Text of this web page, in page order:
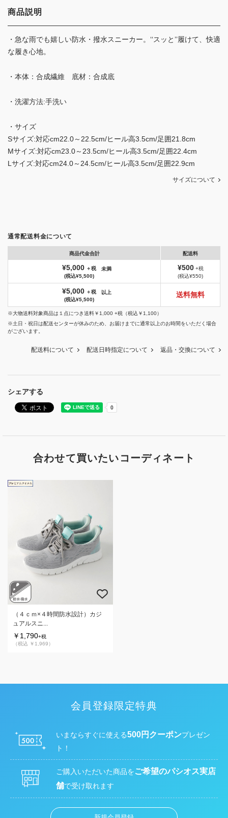
シェアする
商品説明
・急な雨でも嬉しい防水・撥水スニーカー。‘‘スッと’’履けて、快適
な履き心地。
・本体：合成繊維 底材：合成底
・洗濯方法:手洗い
・サイズ
Sサイズ:対応cm22.0～22.5cm/ヒール高3.5cm/足囲21.8cm
Mサイズ:対応cm23.0～23.5cm/ヒール高3.5cm/足囲22.4cm
Lサイズ:対応cm24.0～24.5cm/ヒール高3.5cm/足囲22.9cm
サイズについて
通常配送料金について
商品代金合計 配送料
¥5,000 ＋税
(税込¥5,500)
未満 ¥500+税
(税込¥550)
¥5,000 ＋税
(税込¥5,500)
以上 送料無料
※大物送料対象商品は１点につき送料￥1,000 +税（税込￥1,100）
※土日・祝日は配送センターが休みのため、お届けまでに通常以上のお時間をいただく場合
がございます。
配送料について 配送日時指定について 返品・交換について
合わせて買いたいコーディネート
（４ｃｍ×４時間防水設計）カジ
ュアルスニ...
￥1,790+税
（税込 ￥1,969）
会員登録限定特典
いまならすぐに使える500円クーポンプレゼン
ト！
ご購入いただいた商品をご希望のパシオス実店
舗で受け取れます